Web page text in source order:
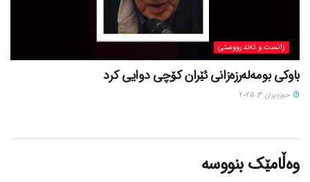
زانست و تەندرووستی
باوکی بومەلەرزەزانی ئێران کۆچی دوایی کرد
حوزه‌یران 3, 2025
وەڵامێک بنووسە